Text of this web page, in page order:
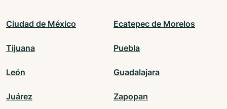
Ciudad de México Ecatepec de Morelos
Tijuana Puebla
León Guadalajara
Juárez Zapopan